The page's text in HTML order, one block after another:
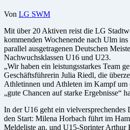
Von LG SWM
Mit über 20 Aktiven reist die LG
kommenden Wochenende nach Ulm
parallel ausgetragenen Deutschen
Nachwuchsklassen U16 und U23.
„Wir haben ein leistungsstarkes Team
Geschäftsführerin Julia Riedl, die
Athletinnen und Athleten im Kampf um
„gute Chancen auf starke Ergebnisse“
In der U16 geht ein
den Start: Milena Horbach führt im
Meldeliste an, und U15-Sprinter Arthur